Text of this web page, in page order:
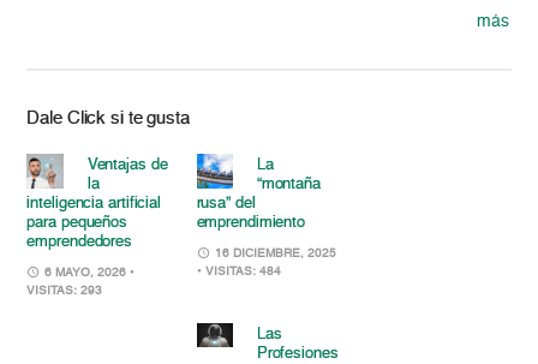
más
Dale Click si te gusta
Ventajas de
la
inteligencia artificial
para pequeños
emprendedores
6 MAYO, 2026 •
VISITAS: 293
La
“montaña
rusa” del
emprendimiento
16 DICIEMBRE, 2025
• VISITAS: 484
Las
Profesiones